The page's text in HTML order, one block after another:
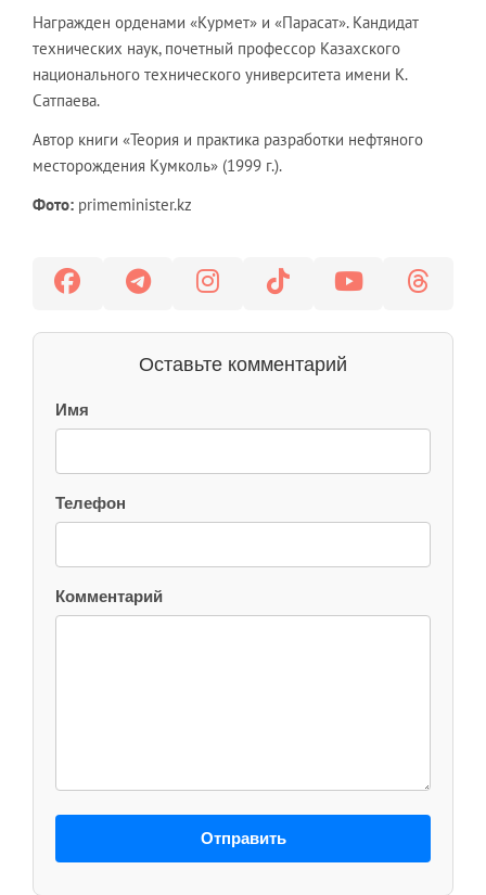
Награжден орденами «Курмет» и «Парасат». Кандидат
технических наук, почетный профессор Казахского
национального технического университета имени К.
Сатпаева.
Автор книги «Теория и практика разработки нефтяного
месторождения Кумколь» (1999 г.).
Фото: primeminister.kz
Оставьте комментарий
Имя
Телефон
Комментарий
Отправить